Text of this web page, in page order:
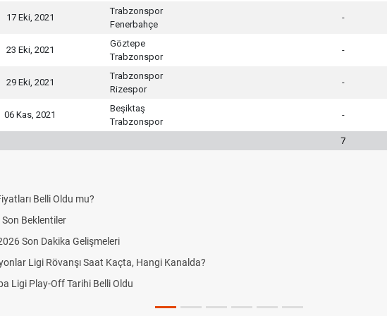
17 Eki, 2021
Trabzonspor
Fenerbahçe
-
23 Eki, 2021
Göztepe
Trabzonspor
-
29 Eki, 2021
Trabzonspor
Rizespor
-
06 Kas, 2021
Beşiktaş
Trabzonspor
-
7
Ücretli Öğretmenlik Başvurusu Ne Zaman? 2026-2027 Başvuru Takviminde Son Durum
iPhone 18 Ne Zaman Çıkacak? iPhone 18 Tanıtım ve Satış Tarihi
Sigaraya Zam Mı Geldi? Güncel JTI Sigara Fiyatları 2026
Hürmüz Boğazı Açıldı mı? Son Durum ve Bölgedeki Gelişmeler
Kademeli emeklilik gelecek mi? Kademeli emeklilikte son durum nedir, yeni gelişme var mı?